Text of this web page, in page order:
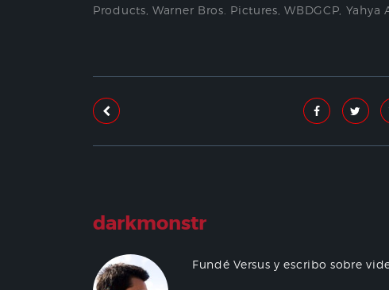
Products ,Warner Bros. Pictures ,WBDGCP Yahya
darkmonstr
Fundé Versus y escribo sobre